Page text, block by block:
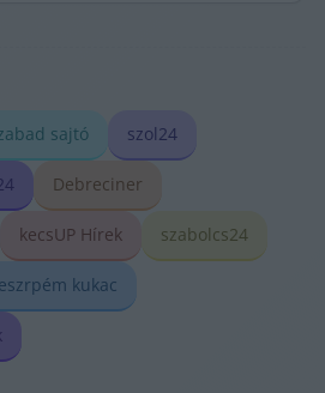
sajtó szol24
Debreciner
kecsUP Hírek szabolcs24
kukac